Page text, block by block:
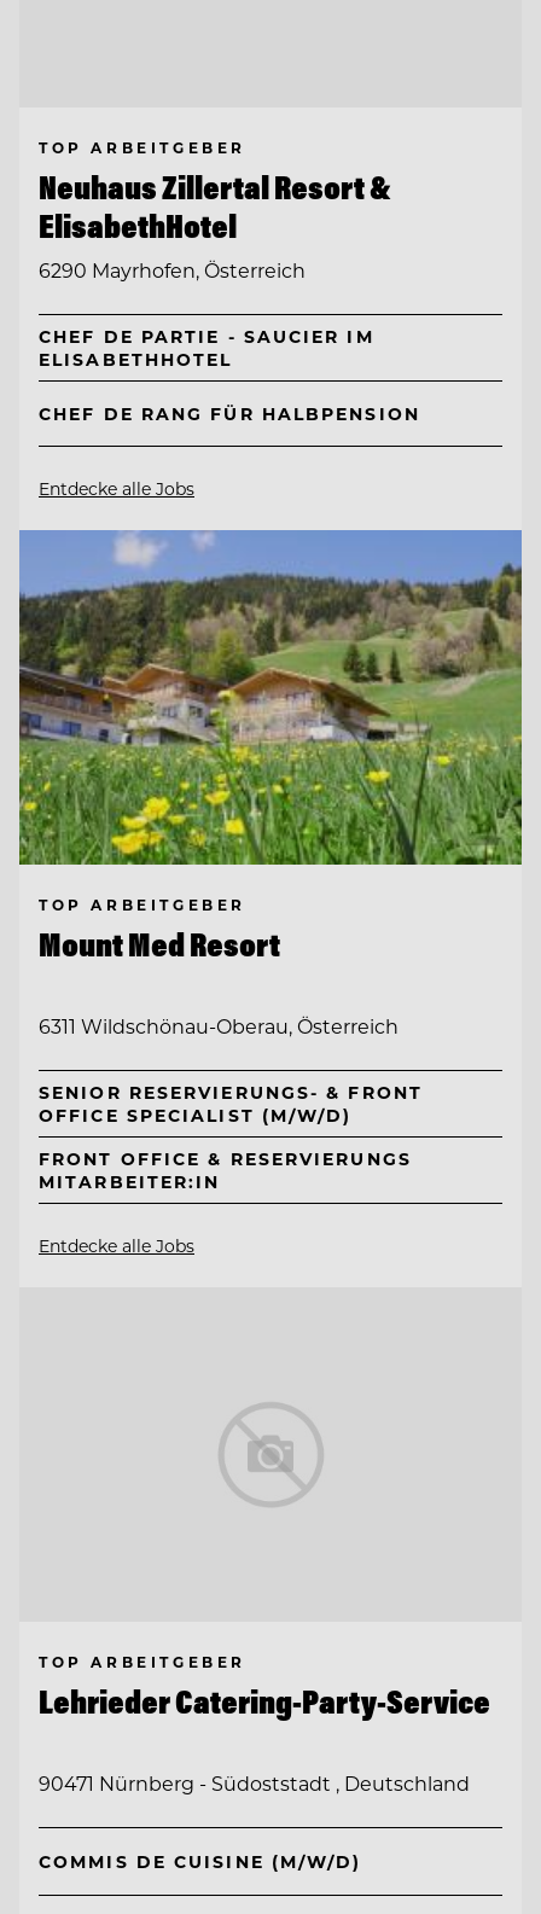
TOP ARBEITGEBER
Neuhaus Zillertal Resort &
ElisabethHotel
6290 Mayrhofen, Österreich
CHEF DE PARTIE - SAUCIER IM
ELISABETHHOTEL
CHEF DE RANG FÜR HALBPENSION
Entdecke alle Jobs
TOP ARBEITGEBER
Mount Med Resort
6311 Wildschönau-Oberau, Österreich
SENIOR RESERVIERUNGS- & FRONT
OFFICE SPECIALIST (M/W/D)
FRONT OFFICE & RESERVIERUNGS
MITARBEITER:IN
Entdecke alle Jobs
TOP ARBEITGEBER
Lehrieder Catering-Party-Service
90471 Nürnberg - Südoststadt , Deutschland
COMMIS DE CUISINE (M/W/D)